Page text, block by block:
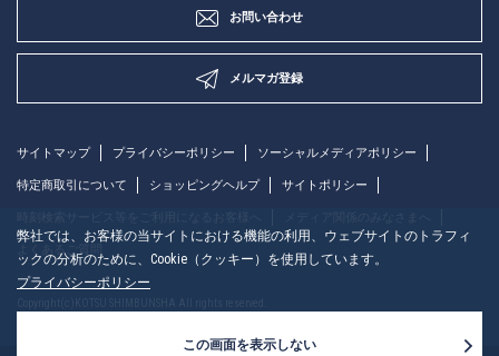
お問い合わせ
メルマガ登録
サイトマップ プライバシーポリシー ソーシャルメディアポリシー
特定商取引について ショッピングヘルプ サイトポリシー
よくあるご質問
弊社では、お客様の当サイトにおける機能の利用、ウェブサイトのトラフィ
ックの分析のために、Cookie（クッキー）を使用しています。
プライバシーポリシー
この画面を表示しない